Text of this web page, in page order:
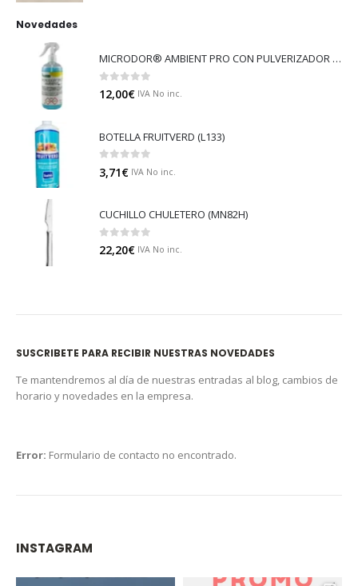
Novedades
MICRODOR® AMBIENT PRO CON PULVERIZADOR (LB08)
0 out of 5
12,00€ IVA No inc.
BOTELLA FRUITVERD (L133)
0 out of 5
3,71€ IVA No inc.
CUCHILLO CHULETERO (MN82H)
0out of 5
22,20€ IVA No inc.
SUSCRIBETE PARA RECIBIR NUESTRAS NOVEDADES
Te mantendremos al día de nuestras entradas al blog, cambios de
horario y novedades en la empresa.
Error: Formulario de contacto no encontrado.
INSTAGRAM